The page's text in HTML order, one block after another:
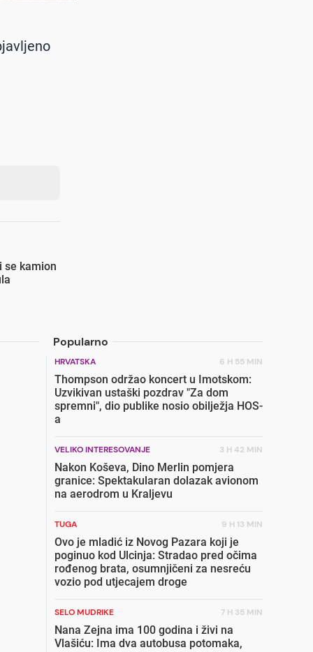
se kamion
Popularno
HRVATSKA 6 H 55 MIN
Thompson održao koncert u Imotskom:
Uzvikivan ustaški pozdrav "Za dom
spremni", dio publike nosio obilježja HOS-
a
VELIKO INTERESOVANJE 3 H 42 MIN
Nakon Koševa, Dino Merlin pomjera
granice: Spektakularan dolazak avionom
na aerodrom u Kraljevu
TUGA 9 H 13 MIN
Ovo je mladić iz Novog Pazara koji je
poginuo kod Ulcinja: Stradao pred očima
rođenog brata, osumnjičeni za nesreću
vozio pod utjecajem droge
SELO MUDRIKE 7 H 35 MIN
Nana Zejna ima 100 godina i živi na
Vlašiću: Ima dva autobusa potomaka,